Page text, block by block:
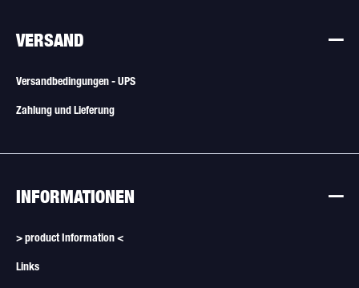
VERSAND
Versandbedingungen - UPS
Zahlung und Lieferung
INFORMATIONEN
> product Information <
Links